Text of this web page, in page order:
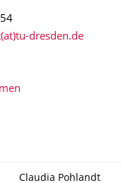
dresden.de
Claudia Pohlandt